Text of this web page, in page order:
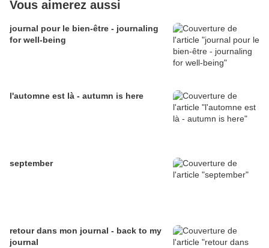
Vous aimerez aussi
journal pour le bien-être - journaling
for well-being
l'automne est là - autumn is here
september
retour dans mon journal - back to my
journal